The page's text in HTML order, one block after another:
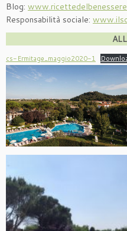
Blog:
Responsabilità sociale:
cs-Ermitage_maggio2020-1